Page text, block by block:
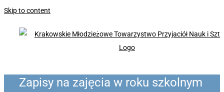
Skip to content
Zapisy na zajęcia w roku szkolnym